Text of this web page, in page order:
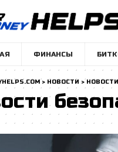
ФИНАНСЫ
> НОВОСТИ >